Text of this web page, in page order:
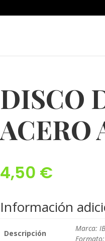
DISCO
ACERO
4,50 €
Información
Descripción
Marca: